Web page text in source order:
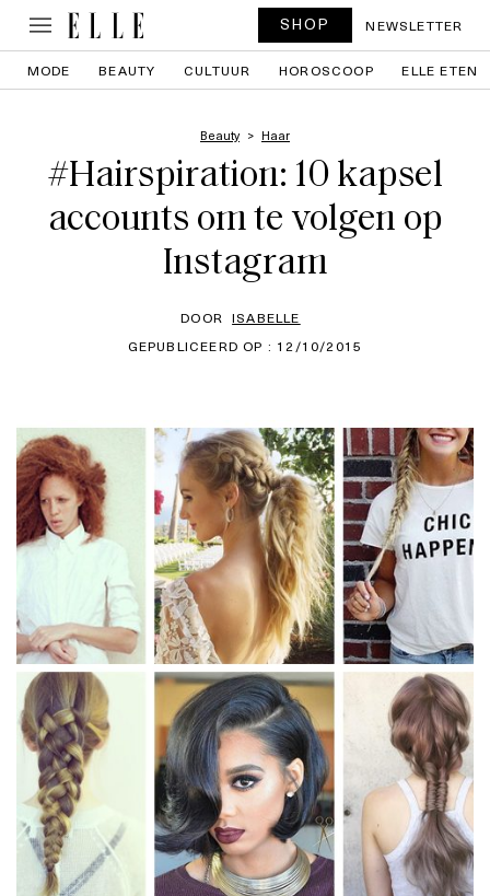
SHOP NEWSLETTER
MODE BEAUTY CULTUUR HOROSCOOP ELLE ETEN
Beauty Haar
#Hairspiration: 10 kapsel
accounts om te volgen op
Instagram
DOOR ISABELLE
GEPUBLICEERD OP : 12/10/2015